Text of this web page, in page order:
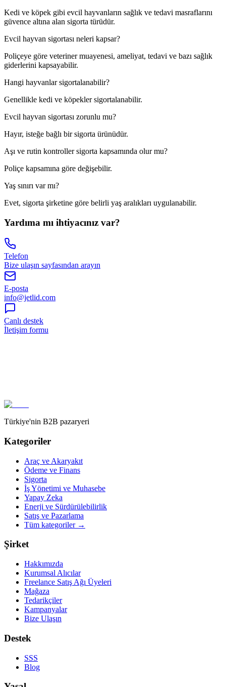
Kedi ve köpek gibi evcil hayvanların sağlık ve tedavi masraflarını
güvence altına alan sigorta türüdür.
Evcil hayvan sigortası neleri kapsar?
Poliçeye göre veteriner muayenesi, ameliyat, tedavi ve bazı sağlık
giderlerini kapsayabilir.
Hangi hayvanlar sigortalanabilir?
Genellikle kedi ve köpekler sigortalanabilir.
Evcil hayvan sigortası zorunlu mu?
Hayır, isteğe bağlı bir sigorta ürünüdür.
Aşı ve rutin kontroller sigorta kapsamında olur mu?
Poliçe kapsamına göre değişebilir.
Yaş sınırı var mı?
Evet, sigorta şirketine göre belirli yaş aralıkları uygulanabilir.
Yardıma mı ihtiyacınız var?
Telefon
Bize ulaşın sayfasından arayın
E-posta
info@jetlid.com
Canlı destek
İletişim formu
Türkiye'nin B2B pazaryeri
Kategoriler
Araç ve Akaryakıt
Ödeme ve Finans
Sigorta
İş Yönetimi ve Muhasebe
Yapay Zeka
Enerji ve Sürdürülebilirlik
Satış ve Pazarlama
Tüm kategoriler→
Şirket
Hakkımızda
Kurumsal Alıcılar
Freelance Satış Ağı Üyeleri
Mağaza
Tedarikçiler
Kampanyalar
Bize Ulaşın
Destek
SSS
Blog